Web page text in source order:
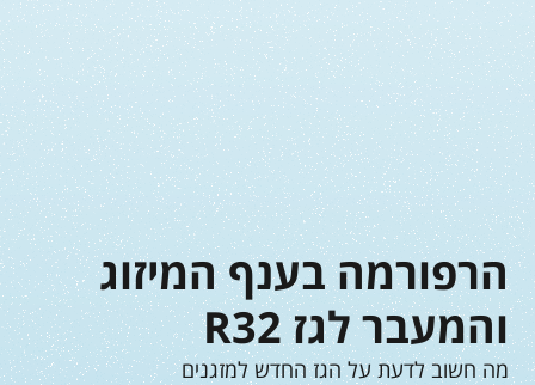
הרפורמה בענף המיזוג
והמעבר לגז R32
מה חשוב לדעת על הגז החדש למזגנים